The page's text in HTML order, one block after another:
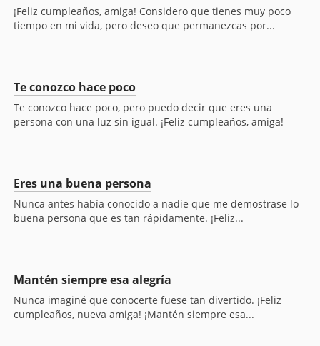
¡Feliz cumpleaños, amiga! Considero que tienes muy poco
tiempo en mi vida, pero deseo que permanezcas por...
Te conozco hace poco
Te conozco hace poco, pero puedo decir que eres una
persona con una luz sin igual. ¡Feliz cumpleaños, amiga!
Eres una buena persona
Nunca antes había conocido a nadie que me demostrase lo
buena persona que es tan rápidamente. ¡Feliz...
Mantén siempre esa alegría
Nunca imaginé que conocerte fuese tan divertido. ¡Feliz
cumpleaños, nueva amiga! ¡Mantén siempre esa...